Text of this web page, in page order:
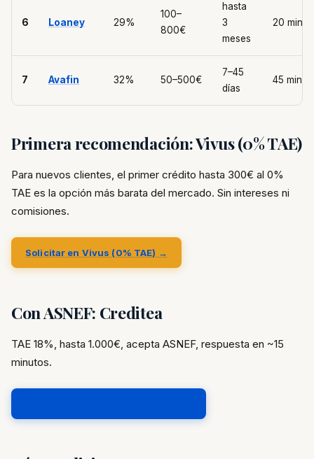
6 Loaney 29%
100–
800€
hasta
3
meses
20 min
7 Avafin 32% 50–500€
7–45
días
45 min
Primera recomendación: Vivus (0% TAE)
Para nuevos clientes, el primer crédito hasta 300€ al 0%
TAE es la opción más barata del mercado. Sin intereses ni
comisiones.
Solicitar en Vivus (0% TAE) →
Con ASNEF: Creditea
TAE 18%, hasta 1.000€, acepta ASNEF, respuesta en ~15
minutos.